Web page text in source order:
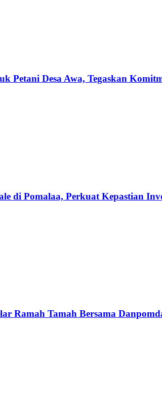
Petani Desa Awa, Tegaskan
di Pomalaa, Perkuat Kepastian
Ramah Tamah Bersama